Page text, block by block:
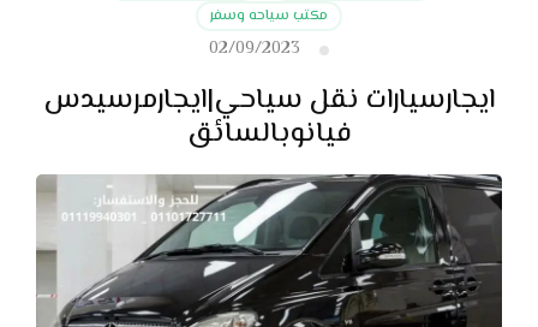
مكتب سياحه وسفر
02/09/2023
ايجارسيارات نقل سياحي|ايجارمرسيدس
فيانوبالسائق